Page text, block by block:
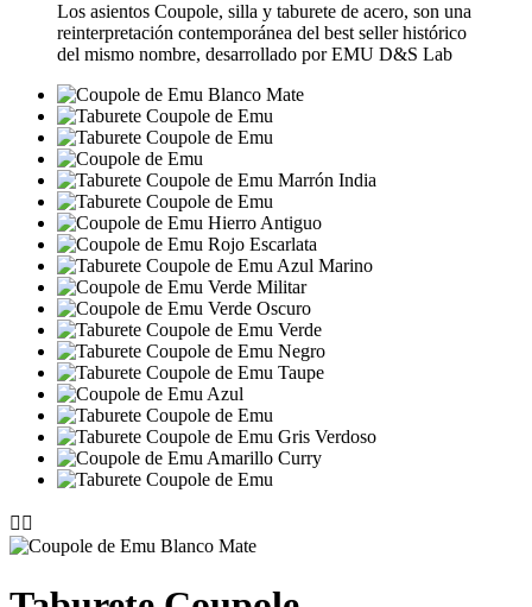
Los asientos Coupole, silla y taburete de acero, son una
reinterpretación contemporánea del best seller histórico
del mismo nombre, desarrollado por EMU D&S Lab
 